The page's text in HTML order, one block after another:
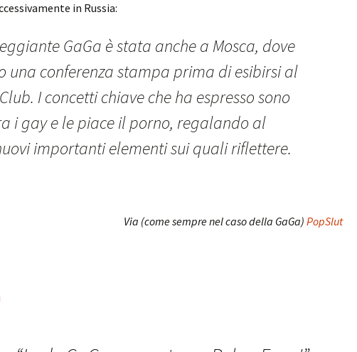
in Russia:
GaGa è stata anche a Mosca, dove
una conferenzastampa prima di esibirsi al
I concetti chiave che ha espresso sono
i gay e le piace il porno, regalando al
importanti elementi sui quali riflettere.
Via (come sempre nel caso della GaGa) PopSlut